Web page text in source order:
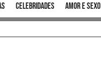
celebridades amor e sexo